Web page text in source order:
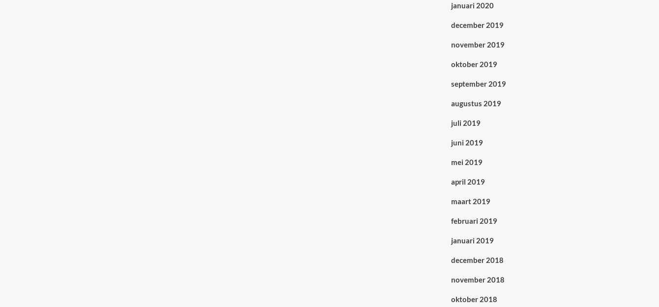
januari 2020
december 2019
november 2019
oktober 2019
september 2019
augustus 2019
juli 2019
juni 2019
mei 2019
april 2019
maart 2019
februari 2019
januari 2019
december 2018
november 2018
oktober 2018